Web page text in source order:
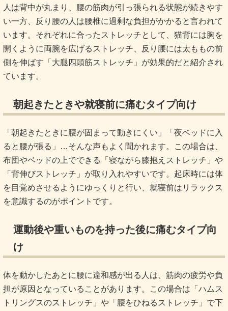
人は背中が丸まり、腰の筋肉が引っ張られる状態が続きやす
い一方、反り腰の人は腰椎に過剰な負担がかかると言われて
います。それぞれに合ったストレッチとして、猫背には胸を
開くように両腕を広げるストレッチ、反り腰には太ももの前
側を伸ばす「大腿四頭筋ストレッチ」が効果的だと紹介され
ています。
朝起きたときや就寝前に痛むタイプ向け
「朝起きたときに腰が固まって動きにくい」「夜ベッドに入
ると腰が張る」…そんな声もよく聞かれます。この場合は、
布団やベッドの上でできる「寝ながら膝抱えストレッチ」や
「背伸びストレッチ」が取り入れやすいです。起床時には体
を目覚めさせるようにゆっくりと行い、就寝前はリラックス
を意識するのがポイントです。
運動後や重いものを持った後に痛むタイプ向
け
体を動かしたあとに腰に違和感が出る人は、筋肉の疲労や負
担が原因となっていることがあります。この場合は「ハムス
トリングスのストレッチ」や「腰をひねるストレッチ」で下